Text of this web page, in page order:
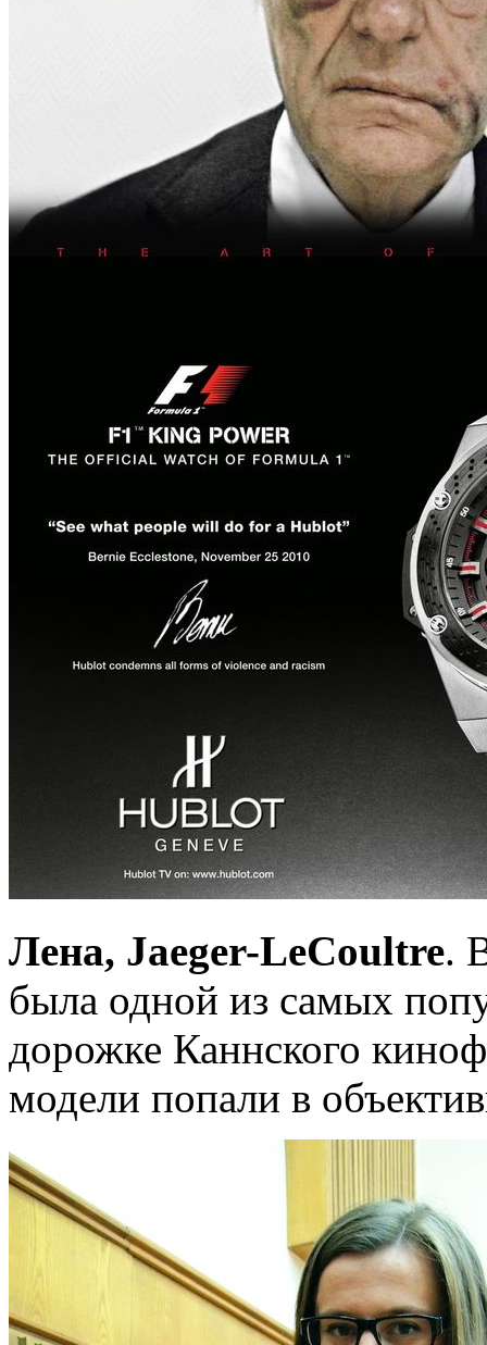
Лена, Jaeger-LeCoultre.
была одной из самых
дорожке Каннского
модели попали в